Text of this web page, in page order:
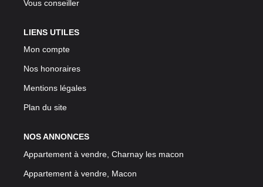
Vous conseiller
LIENS UTILES
Mon compte
Nos honoraires
Mentions légales
Plan du site
NOS ANNONCES
Appartement à vendre, Charnay les macon
Appartement à vendre, Macon